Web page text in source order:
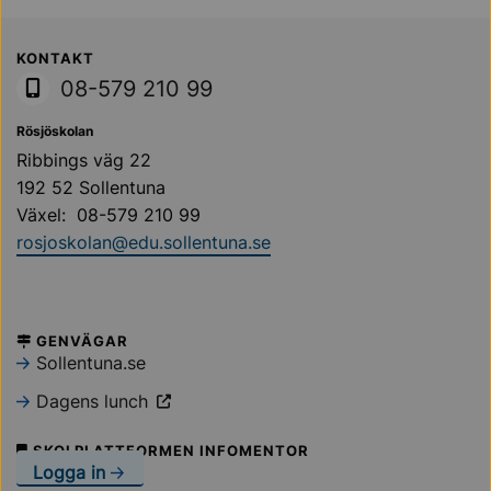
Sollentuna Kommun
KONTAKT
08-579 210 99
Rösjöskolan
Ribbings väg 22
192 52 Sollentuna
Växel: 08-579 210 99
rosjoskolan@edu.sollentuna.se
GENVÄGAR
Sollentuna.se
Dagens lunch
SKOLPLATTFORMEN INFOMENTOR
Logga in